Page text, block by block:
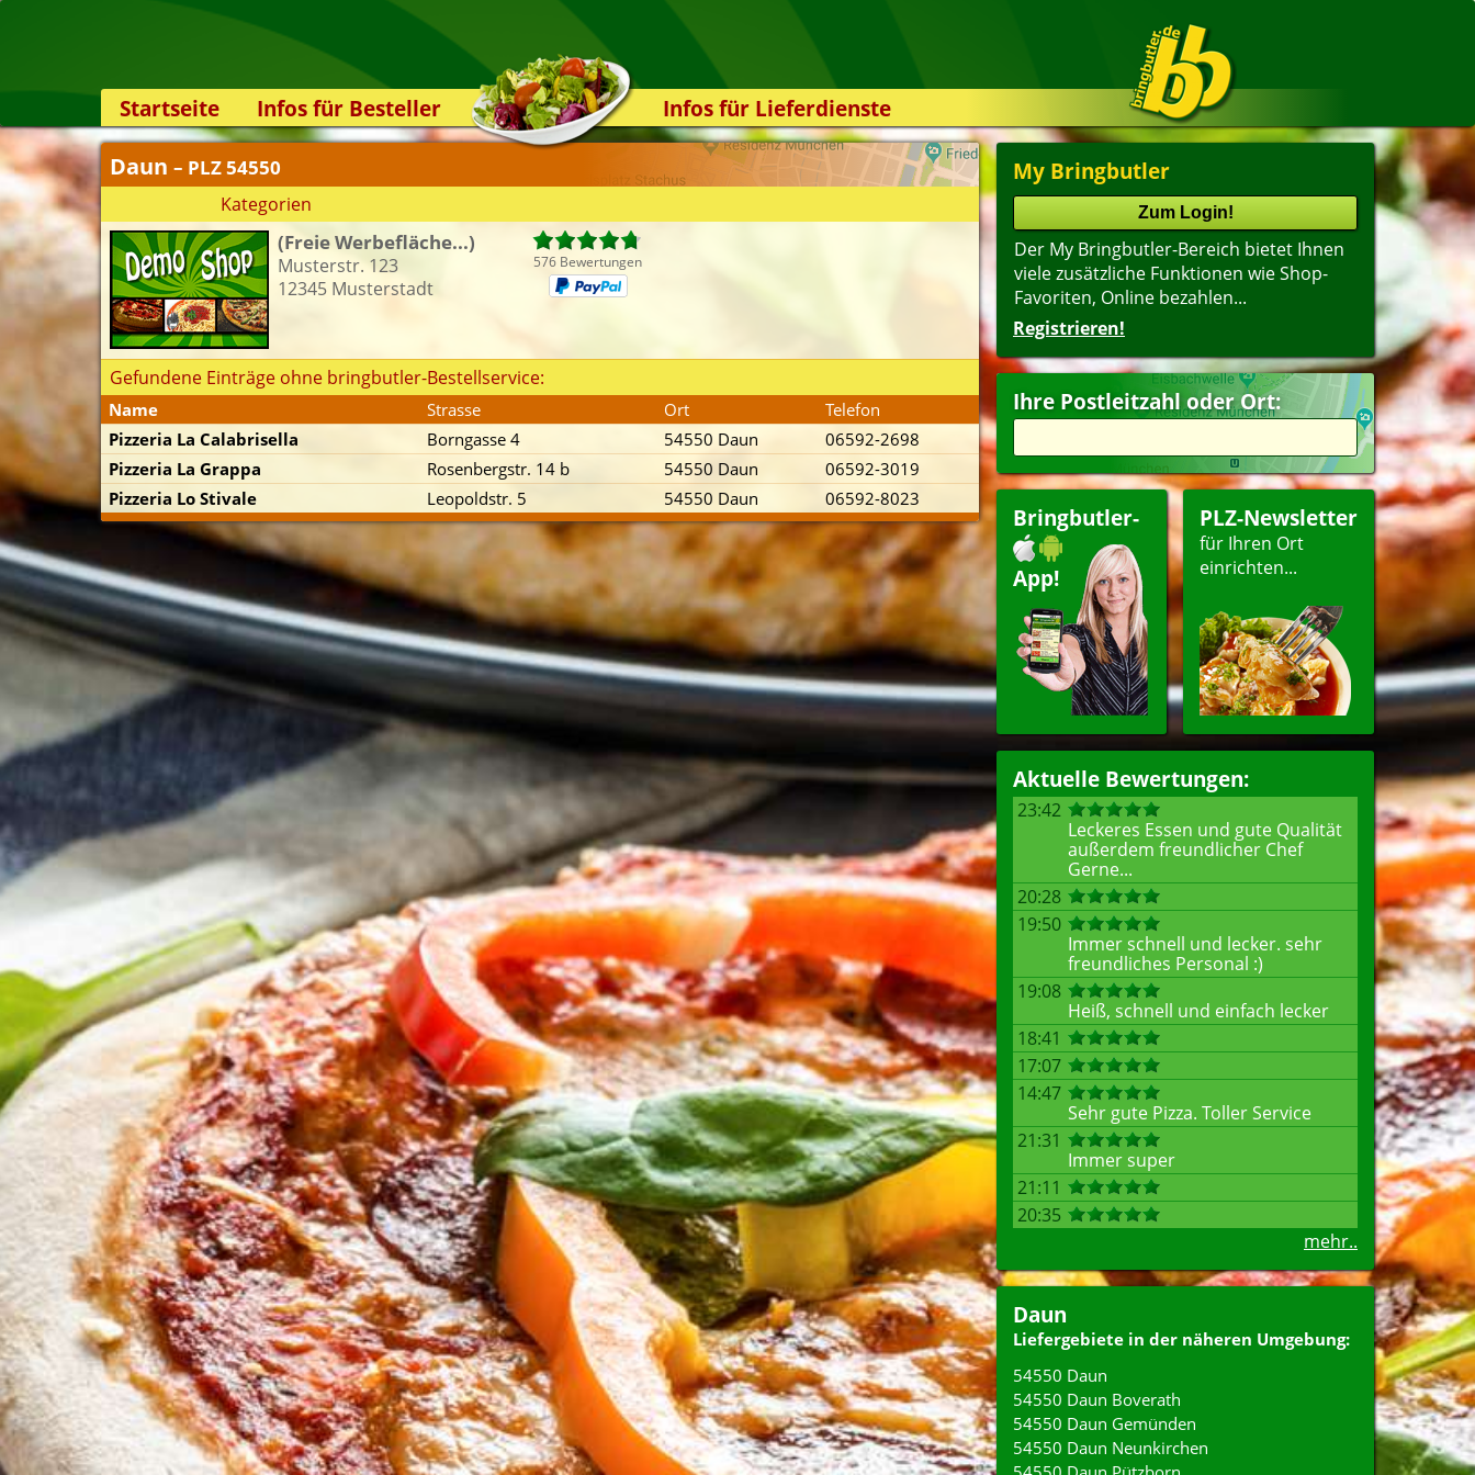
Startseite
Infos für Besteller
Lieferservice-App
Weiterempfehlen
Newsletter
Sicherheit
Kontakt
Infos für Lieferdienste
Kassensystem
Zuverlässigkeit
Übertragung
Styles
Kontakt
My Bringbutler
Der My Bringbutler-Bereich bietet Ihnen
viele zusätzliche Funktionen wie Shop-
Favoriten, Online bezahlen...
Registrieren!
Ihre Postleitzahl oder Ort:
Bringbutler-
App!
PLZ-Newsletter
für Ihren Ort
einrichten...
Aktuelle Bewertungen:
23:42
Leckeres Essen und gute Qualität
außerdem freundlicher Chef
Gerne...
20:28
19:50
Immer schnell und lecker. sehr
freundliches Personal :)
19:08
Heiß, schnell und einfach lecker
18:41
17:07
14:47
Sehr gute Pizza. Toller Service
21:31
Immer super
21:11
20:35
mehr..
Daun
Liefergebiete in der näheren Umgebung:
54550 Daun
54550 Daun Boverath
54550 Daun Gemünden
54550 Daun Neunkirchen
zuerst)
Daun – PLZ 54550
Kategorien
(Freie Werbefläche...)
Musterstr. 123
12345 Musterstadt
576 Bewertungen
Gefundene Einträge ohne bringbutler-Bestellservice:
Name Strasse Ort
Telefon
Pizzeria La Calabrisella
Borngasse 4 54550 Daun
06592-2698
Pizzeria La Grappa
Rosenbergstr. 14 b 54550 Daun
06592-3019
Pizzeria Lo Stivale
Leopoldstr. 5 54550 Daun 06592-8023